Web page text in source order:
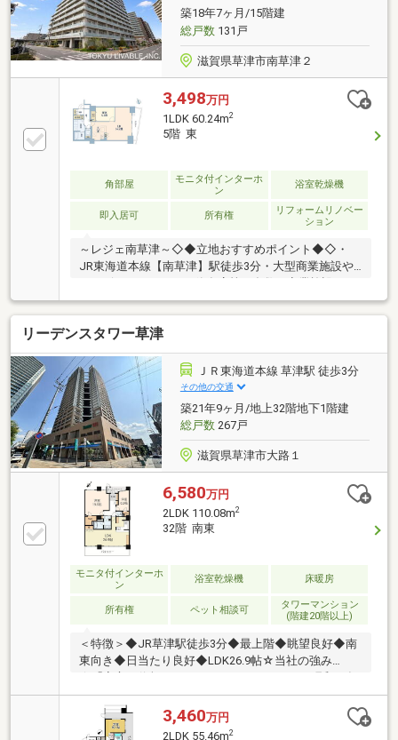
もご要望やご質問などございましらお気軽にお問い合
わせください♪
築18年7ヶ月/15階建
総戸数131戸
滋賀県草津市南草津２
3,498万円
1LDK 60.24m2
5階 東
角部屋
モニタ付インターホ
ン
浴室乾燥機
即入居可 所有権
リフォームリノベー
ション
～レジェ南草津～◇◆立地おすすめポイント◆◇・
JR東海道本線【南草津】駅徒歩3分・大型商業施設や
コンビニエンストア、飲食店等、多数の商業施設など
があり、活気のある町です。・駅前の便利な環境につ
き、マンションも多数立ち並んでいるエリアとなって
おります。◇◆リフォーム内容◆◇・給湯器交換
※2019年11月頃交換・リモコンセット交換 ※2019年
11月頃交換・浴室床暖房乾燥機 ※2021年1月頃交換・
ビルトインコンロ ※2024年3月頃交換・ルームエアコ
ン ※2020年6月頃交換・2LDKからリビングを広げて
1LDKに変更・洋室4.0帖を5.5帖に変更
リーデンスタワー草津
ＪＲ東海道本線 草津駅 徒歩3分
その他の交通
築21年9ヶ月/地上32階地下1階建
総戸数267戸
滋賀県草津市大路１
6,580万円
2LDK 110.08m2
32階 南東
モニタ付インターホ
ン
浴室乾燥機 床暖房
所有権 ペット相談可
タワーマンション
(階建20階以上)
＜特徴＞◆JR草津駅徒歩3分◆最上階◆眺望良好◆南
東向き◆日当たり良好◆LDK26.9帖☆当社の強み
☆「安心・信頼できるパートナー」として、昭和47年
から滋賀県を中心に京滋10店舗のネットワークでお客
様をサポート致します。地域密着の”アヤハ不動産”に
お任せください♪◆住宅ローン無料相談会◆月々の支
3,460万円
2LDK 55.46m2